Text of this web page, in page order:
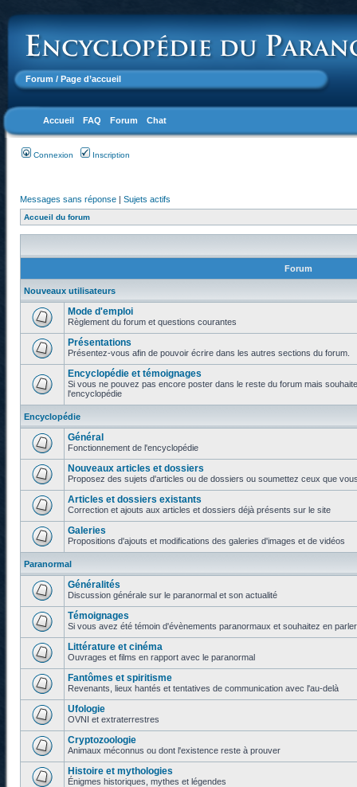
Forum / Page d’accueil
Accueil FAQ Forum Chat
Connexion Inscription
Messages sans réponse | Sujets actifs
Accueil du forum
Forum
Nouveaux utilisateurs
Mode d'emploi
Règlement du forum et questions courantes
Présentations
Présentez-vous afin de pouvoir écrire dans les autres sections du forum.
Encyclopédie et témoignages
Si vous ne pouvez pas encore poster dans le reste du forum mais
l'encyclopédie
Encyclopédie
Général
Fonctionnement de l'encyclopédie
Nouveaux articles et dossiers
Proposez des sujets d'articles ou de dossiers ou soumettez ceux que
Articles et dossiers existants
Correction et ajouts aux articles et dossiers déjà présents sur le site
Galeries
Propositions d'ajouts et modifications des galeries d'images et de vidéos
Paranormal
Généralités
Discussion générale sur le paranormal et son actualité
Témoignages
Si vous avez été témoin d'évènements paranormaux et souhaitez en
Littérature et cinéma
Ouvrages et films en rapport avec le paranormal
Fantômes et spiritisme
Revenants, lieux hantés et tentatives de communication avec l'au-delà
Ufologie
OVNI et extraterrestres
Cryptozoologie
Animaux méconnus ou dont l'existence reste à prouver
Histoire et mythologies
Énigmes historiques, mythes et légendes